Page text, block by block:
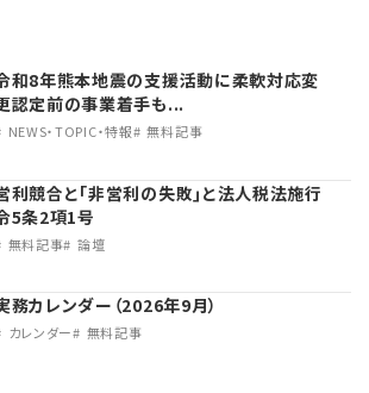
和8年熊本地震の支援活動に柔軟対応変
認定前の事業着手も...
NEWS・TOPIC・特報 無料記事
利競合と｢非営利の失敗｣と法人税法施行
5条2項1号
無料記事 論壇
務カレンダー（2026年9月）
カレンダー 無料記事